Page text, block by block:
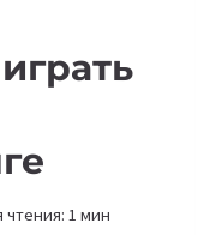
чтения: 1 мин